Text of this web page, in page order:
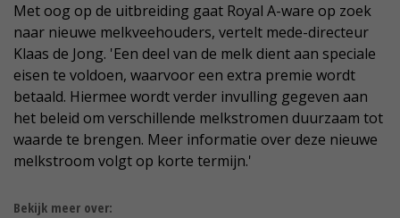
Met oog op de uitbreiding gaat Royal A-ware op zoek
naar nieuwe melkveehouders, vertelt mede-directeur
Klaas de Jong. 'Een deel van de melk dient aan speciale
eisen te voldoen, waarvoor een extra premie wordt
betaald. Hiermee wordt verder invulling gegeven aan
het beleid om verschillende melkstromen duurzaam tot
waarde te brengen. Meer informatie over deze nieuwe
melkstroom volgt op korte termijn.'
Bekijk meer over: